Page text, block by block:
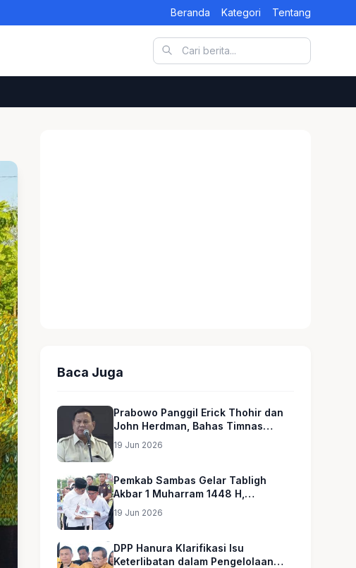
Beranda Kategori Tentang
Baca Juga
Prabowo Panggil Erick Thohir dan
John Herdman, Bahas Timnas
Indonesia
19 Jun 2026
Pemkab Sambas Gelar Tabligh
Akbar 1 Muharram 1448 H,
Serahkan Hadiah Umroh untuk Guru
19 Jun 2026
DPP Hanura Klarifikasi Isu
Keterlibatan dalam Pengelolaan